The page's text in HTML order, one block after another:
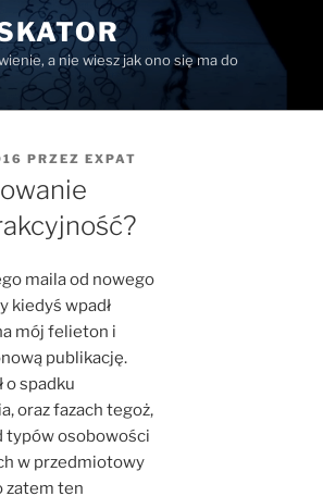
a nie wiesz jak ono się ma do
PRZEZ EXPAT
maila od nowego
kiedyś wpadł
mój felieton i
publikację.
o spadku
oraz fazach tegoż,
typów osobowości
w przedmiotowy
zatem ten